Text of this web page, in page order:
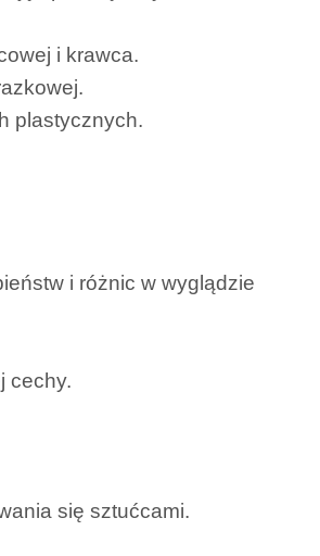
i krawca.
plastycznych.
i różnic w wyglądzie
cechy.
się sztućcami.